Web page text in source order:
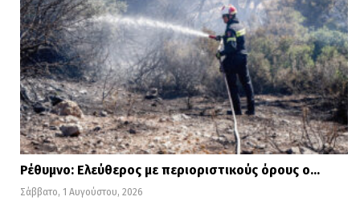
Ρέθυμνο: Ελεύθερος με περιοριστικούς όρους ο…
Σάββατο, 1 Αυγούστου, 2026